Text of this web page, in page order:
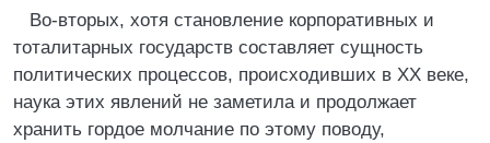
Во-вторых, хотя становление корпоративных и
тоталитарных государств составляет сущность
политических процессов, происходивших в XX веке,
наука этих явлений не заметила и продолжает
хранить гордое молчание по этому поводу,